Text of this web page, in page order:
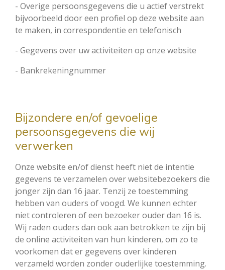
- Overige persoonsgegevens die u actief verstrekt
bijvoorbeeld door een profiel op deze website aan
te maken, in correspondentie en telefonisch
- Gegevens over uw activiteiten op onze website
- Bankrekeningnummer
Bijzondere en/of gevoelige
persoonsgegevens die wij
verwerken
Onze website en/of dienst heeft niet de intentie
gegevens te verzamelen over websitebezoekers die
jonger zijn dan 16 jaar. Tenzij ze toestemming
hebben van ouders of voogd. We kunnen echter
niet controleren of een bezoeker ouder dan 16 is.
Wij raden ouders dan ook aan betrokken te zijn bij
de online activiteiten van hun kinderen, om zo te
voorkomen dat er gegevens over kinderen
verzameld worden zonder ouderlijke toestemming.